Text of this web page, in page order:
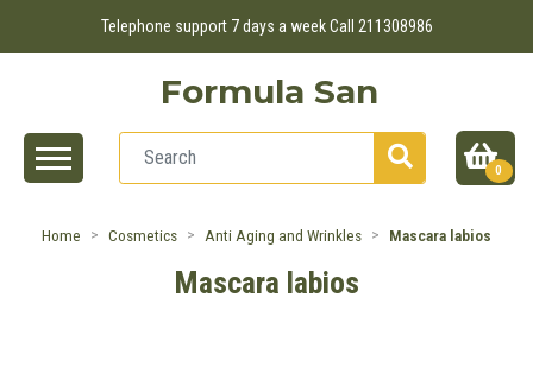
Telephone support 7 days a week Call 211308986
Formula San
0
Home Cosmetics Anti Aging and Wrinkles Mascara labios
Mascara labios